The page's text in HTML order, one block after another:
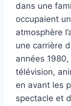
dans une
occupaient
atmosphère
une carrière
années
télévision,
en avant les
spectacle et